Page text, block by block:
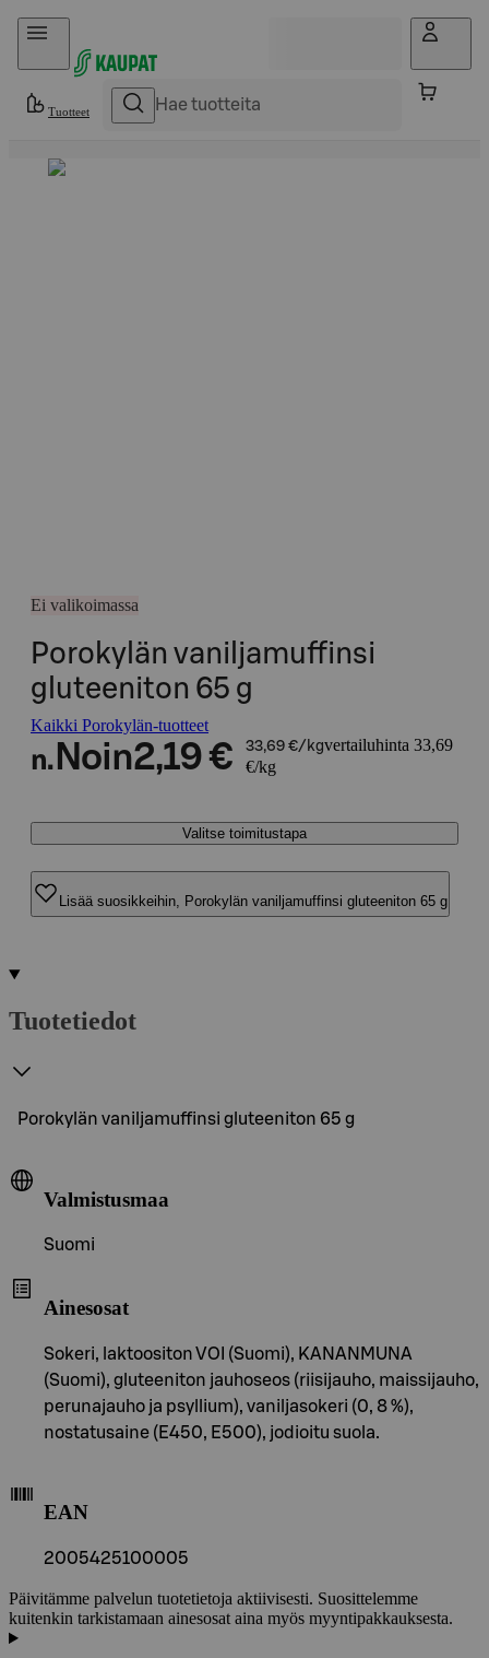
Hyppää sisältöön
Tuotteet
Ei valikoimassa
Porokylän vaniljamuffinsi
gluteeniton 65 g
Kaikki Porokylän-tuotteet
n. Noin2,19 € 33,69 €/kgvertailuhinta 33,69
€/kg
Valitse toimitustapa
Lisää suosikkeihin, Porokylän vaniljamuffinsi gluteeniton 65 g
Tuotetiedot
Porokylän vaniljamuffinsi gluteeniton 65 g
Valmistusmaa
Suomi
Ainesosat
Sokeri, laktoositon VOI (Suomi), KANANMUNA
(Suomi), gluteeniton jauhoseos (riisijauho, maissijauho,
perunajauho ja psyllium), vaniljasokeri (0, 8 %),
nostatusaine (E450, E500), jodioitu suola.
EAN
2005425100005
Päivitämme palvelun tuotetietoja aktiivisesti. Suosittelemme
kuitenkin tarkistamaan ainesosat aina myös myyntipakkauksesta.